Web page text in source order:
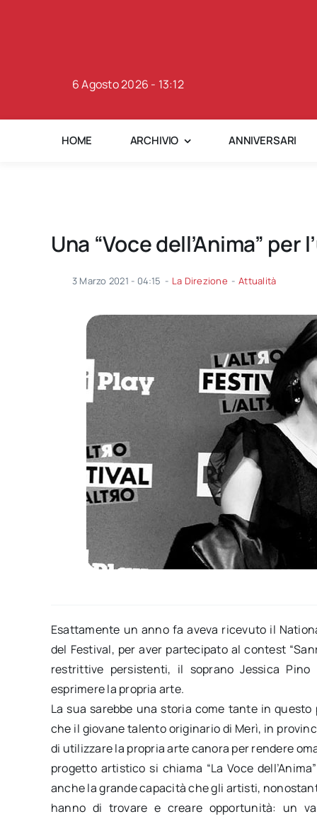
6 Agosto 2026 - 13:12
HOME ARCHIVIO ANNIVERSARI
Una “Voce dell’Anima” per
3 Marzo 2021 - 04:15 - La Direzione - Attualità
Esattamente un anno fa aveva ricevuto il
del Festival, per aver partecipato al contest
restrittive persistenti, il soprano Jessica
esprimere la propria arte.
La sua sarebbe una storia come tante in
che il giovane talento originario di Merì, in
di utilizzare la propria arte canora per rendere
progetto artistico si chiama “La Voce
anche la grande capacità che gli artisti,
hanno di trovare e creare opportunità: un